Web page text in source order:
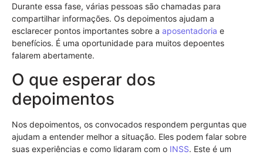
Durante essa fase, várias pessoas são chamadas para
compartilhar informações. Os depoimentos ajudam a
esclarecer pontos importantes sobre a aposentadoria e
benefícios. É uma oportunidade para muitos depoentes
falarem abertamente.
O que esperar dos
depoimentos
Nos depoimentos, os convocados respondem perguntas que
ajudam a entender melhor a situação. Eles podem falar sobre
suas experiências e como lidaram com o INSS. Este é um